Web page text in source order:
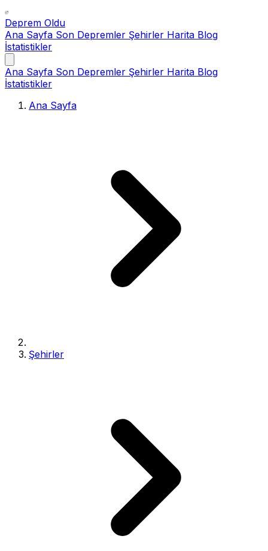
Deprem Oldu
Ana Sayfa Son Depremler Şehirler Harita Blog
İstatistikler
Ana Sayfa Son Depremler Şehirler Harita Blog
İstatistikler
Ana Sayfa
Şehirler